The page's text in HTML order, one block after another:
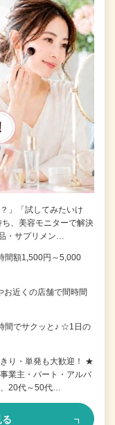
」「試してみたいけ
、美容モニターで解決
・サプリメン…
間額1,500円～5,000
近くの店舗で間時間
間でサクッと♪ ☆1日の
り・単発も大歓迎！ ★
業主・パート・アルバ
20代～50代…